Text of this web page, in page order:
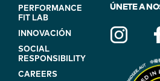
FOOTER
NAVIGATION
(ON
BLUE)
PERFORMANCE
FIT LAB
INNOVACIÓN
SOCIAL
RESPONSIBILITY
CAREERS
ÚNETE A